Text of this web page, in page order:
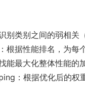
别类别之间的弱相关
根据性能排名，为每
能最大化整体性能的
：根据优化后的权